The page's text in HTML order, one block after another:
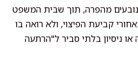
מהפרה, תוך שבית המשפט
קביעת הפיצוי, ולא רואה בו
ניסיון בלתי סביר ל"הרתעה